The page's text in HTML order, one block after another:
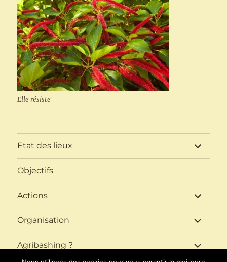
Elle résiste
Etat des lieux
ouvrir
le
sous-
Objectifs
Actions
ouvrir
le
sous-
menu
Organisation
ouvrir
le
sous-
menu
Agribashing ?
ouvrir
le
sous-